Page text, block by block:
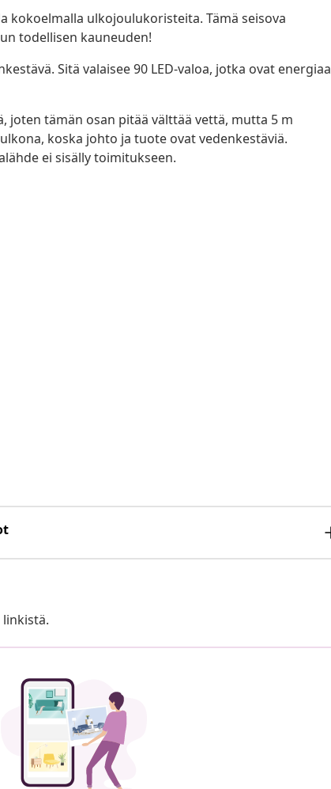
kokoelmalla ulkojoulukoristeita. Tämä seisova
todellisen kauneuden!
Sitä valaisee 90 LED-valoa, jotka ovat energiaa
joten tämän osan pitää välttää vettä, mutta 5 m
koska johto ja tuote ovat vedenkestäviä.
ei sisälly toimitukseen.
linkistä.